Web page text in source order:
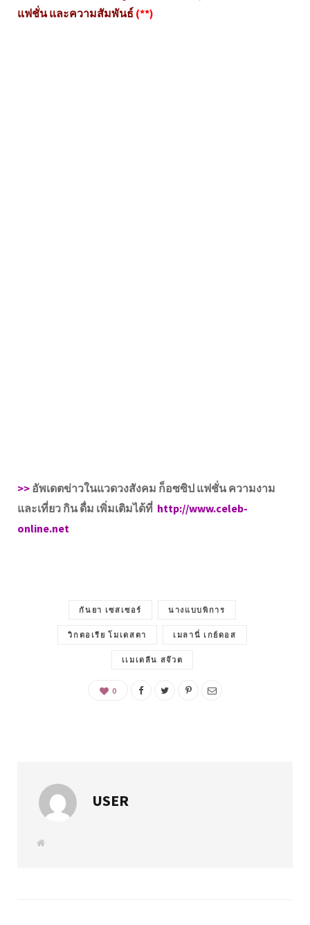
แฟชั่น และความสัมพันธ์ (**)
>> อัพเดตข่าวในแวดวงสังคม ก็อซซิป แฟชั่น ความงาม
และเที่ยว กิน ดื่ม เพิ่มเติมได้ที่ http://www.celeb-
online.net
กันยา เซสเซอร์ นางแบบพิการ
วิกตอเรีย โมเดสตา เมลานี่ เกย์ดอส
เเมเดลีน สจ๊วต
0
USER
W